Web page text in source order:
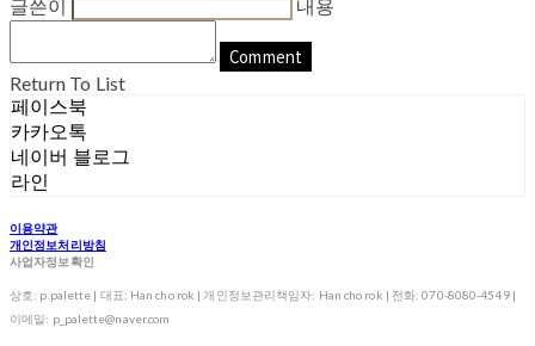
글쓴이
내용
Comment
Return To List
페이스북
카카오톡
네이버 블로그
라인
이용약관
개인정보처리방침
사업자정보확인
상호: p.palette | 대표: Han cho rok | 개인정보관리책임자: Han cho rok | 전화: 070-8080-4549 |
이메일: p_palette@naver.com